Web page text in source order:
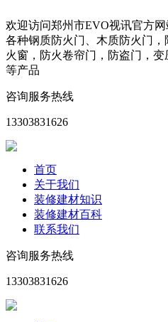
欢迎访问郑州市EVO视讯官方
各种钢质防火门、木质防火门
火窗，防火卷帘门，防盗门，
等产品
咨询服务热线
13303831626
首页
关于我们
装修建材知识
装修建材百科
联系我们
咨询服务热线
13303831626